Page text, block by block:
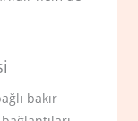
bakır